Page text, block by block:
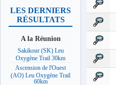
LES DERNIERS
RÉSULTATS
A la Réunion
Sakikour (SK) Leu
Oxygène Trail 30km
Ascension de l'Ouest
(AO) Leu Oxygène Trail
60km